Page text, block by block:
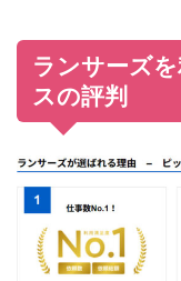
ランサーズ
スの評判